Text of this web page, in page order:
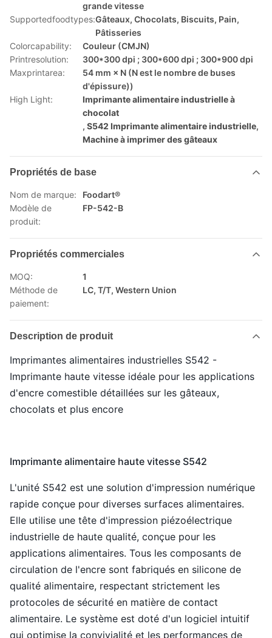
grande vitesse
Supportedfoodtypes:Gâteaux, Chocolats, Biscuits, Pain,
Pâtisseries
Colorcapability:
Couleur (CMJN)
Printresolution:
300*300 dpi ; 300*600 dpi ; 300*900 dpi
Maxprintarea:
54 mm × N (N est le nombre de buses
d'épissure))
High Light:
Imprimante alimentaire industrielle à
chocolat
, S542 Imprimante alimentaire industrielle,
Machine à imprimer des gâteaux
Propriétés de base
Nom de marque:
Foodart®
Modèle de
produit:
FP-542-B
Propriétés commerciales
MOQ:
1
Méthode de
paiement:
LC, T/T, Western Union
Description de produit
Imprimantes alimentaires industrielles S542 -
Imprimante haute vitesse idéale pour les applications
d'encre comestible détaillées sur les gâteaux,
chocolats et plus encore
Imprimante alimentaire haute vitesse S542
L'unité S542 est une solution d'impression numérique
rapide conçue pour diverses surfaces alimentaires.
Elle utilise une tête d'impression piézoélectrique
industrielle de haute qualité, conçue pour les
applications alimentaires. Tous les composants de
circulation de l'encre sont fabriqués en silicone de
qualité alimentaire, respectant strictement les
protocoles de sécurité en matière de contact
alimentaire. Le système est doté d'un logiciel intuitif
qui optimise la convivialité et les performances de